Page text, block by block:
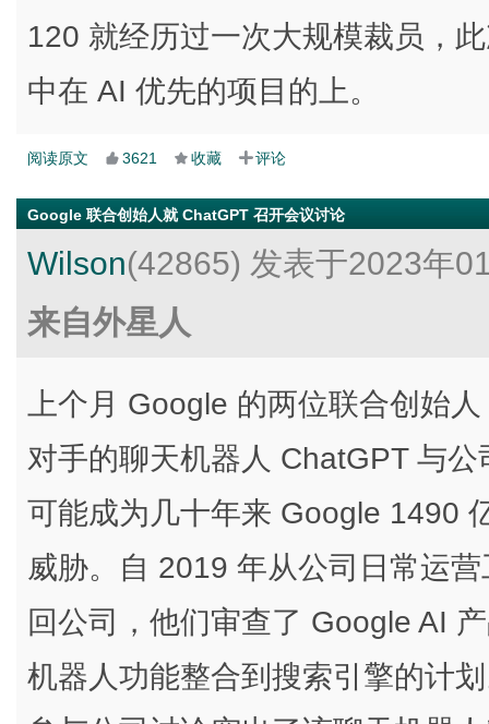
120 就经历过一次大规模裁员，
中在 AI 优先的项目的上。
阅读原文 3621 收藏 评论
Google 联合创始人就 ChatGPT 召开会议讨论
Wilson(42865) 发表于2023年
来自外星人
上个月 Google 的两位联合创始
对手的聊天机器人 ChatGPT 与
可能成为几十年来 Google 1490
威胁。自 2019 年从公司日常运
回公司，他们审查了 Google AI
机器人功能整合到搜索引擎的计